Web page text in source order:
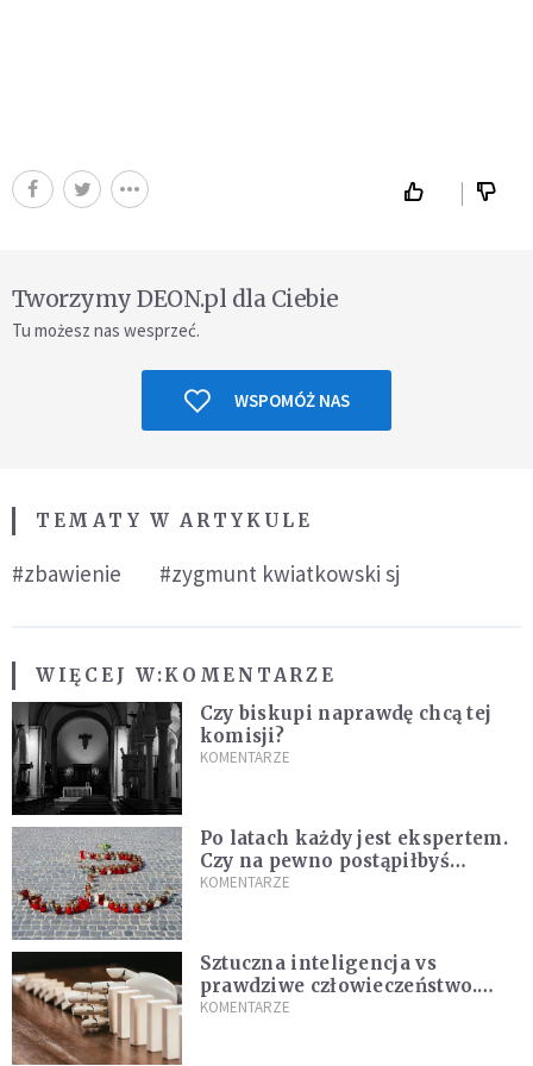
Tworzymy DEON.pl dla Ciebie
Tu możesz nas wesprzeć.
WSPOMÓŻ NAS
TEMATY W ARTYKULE
#zbawienie #zygmunt kwiatkowski sj
WIĘCEJ W:KOMENTARZE
Czy biskupi naprawdę chcą tej
komisji?
KOMENTARZE
Po latach każdy jest ekspertem.
Czy na pewno postąpiłbyś
inaczej?
KOMENTARZE
Sztuczna inteligencja vs
prawdziwe człowieczeństwo.
Dlaczego AI nie nauczy nas
KOMENTARZE